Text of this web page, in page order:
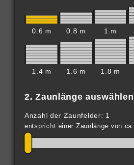
0.6 m 0.8 m 1 m
1.4 m 1.6 m 1.8 m
2. Zaunlänge
Anzahl der Zaunfelder: 1
entspricht einer Zaunlänge von